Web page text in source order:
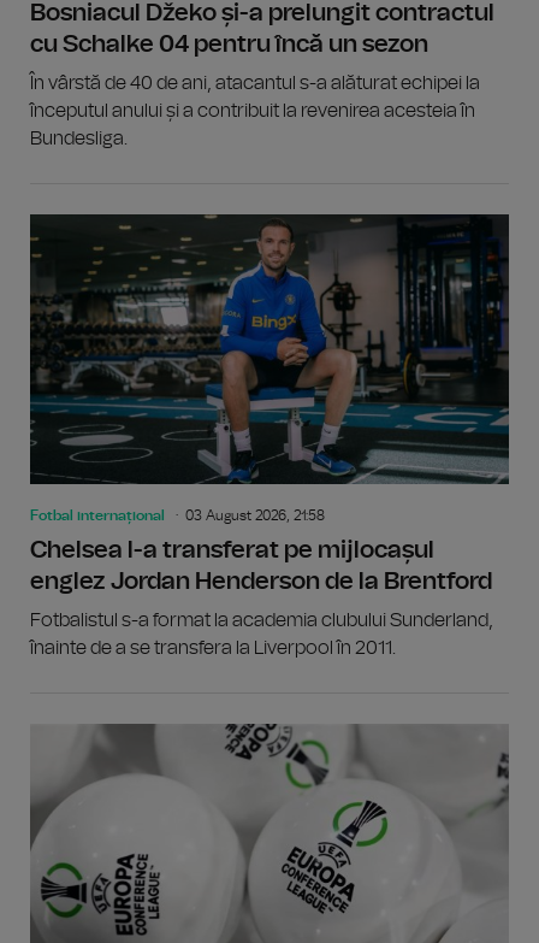
Bosniacul Džeko și-a prelungit contractul
cu Schalke 04 pentru încă un sezon
În vârstă de 40 de ani, atacantul s-a alăturat echipei la
începutul anului și a contribuit la revenirea acesteia în
Bundesliga.
Fotbal internațional 03 August 2026, 21:58
Chelsea l-a transferat pe mijlocașul
englez Jordan Henderson de la Brentford
Fotbalistul s-a format la academia clubului Sunderland,
înainte de a se transfera la Liverpool în 2011.